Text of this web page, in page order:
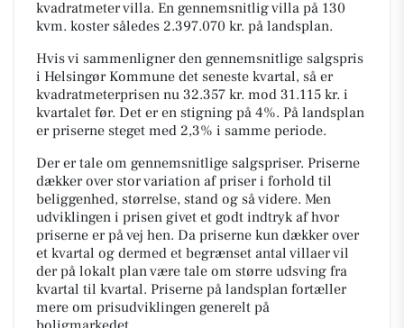
kvadratmeter villa. En gennemsnitlig villa på 130
kvm. koster således 2.397.070 kr. på landsplan.
Hvis vi sammenligner den gennemsnitlige salgspris
i Helsingør Kommune det seneste kvartal, så er
kvadratmeterprisen nu 32.357 kr. mod 31.115 kr. i
kvartalet før. Det er en stigning på 4%. På landsplan
er priserne steget med 2,3% i samme periode.
Der er tale om gennemsnitlige salgspriser. Priserne
dækker over stor variation af priser i forhold til
beliggenhed, størrelse, stand og så videre. Men
udviklingen i prisen givet et godt indtryk af hvor
priserne er på vej hen. Da priserne kun dækker over
et kvartal og dermed et begrænset antal villaer vil
der på lokalt plan være tale om større udsving fra
kvartal til kvartal. Priserne på landsplan fortæller
mere om prisudviklingen generelt på